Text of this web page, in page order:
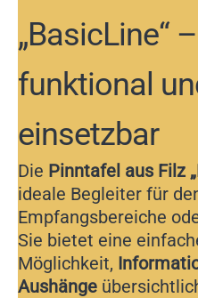
„BasicLine“
funktional
einsetzbar
Die Pinntafel aus Filz
ideale Begleiter für
Empfangsbereiche
Sie bietet eine
Möglichkeit,
Aushänge